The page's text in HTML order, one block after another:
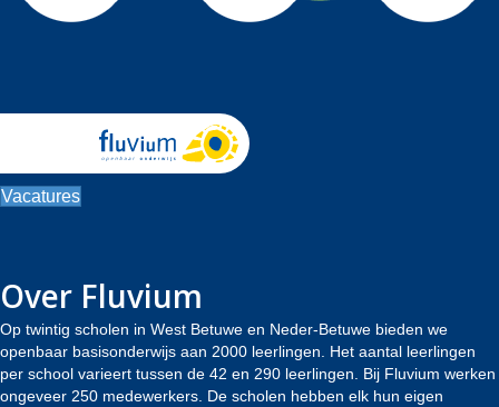
Vacatures
Over Fluvium
Op twintig scholen in West Betuwe en Neder-Betuwe bieden we
openbaar basisonderwijs aan 2000 leerlingen. Het aantal leerlingen
per school varieert tussen de 42 en 290 leerlingen. Bij Fluvium werken
ongeveer 250 medewerkers. De scholen hebben elk hun eigen